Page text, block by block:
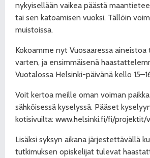
nykyisellään vaikea päästä
tai sen katoamisen vuoksi. Tällöin
muistoissa.
Kokoamme nyt Vuosaaressa
varten, ja ensimmäisenä
Vuotalossa Helsinki-päivänä kello
Voit kertoa meille oman voiman
sähköisessä kyselyssä. Pääset
kotisivuilta: www.helsinki.fi/fi/projektit/
Lisäksi syksyn aikana järjestettävällä
tutkimuksen opiskelijat tulevat